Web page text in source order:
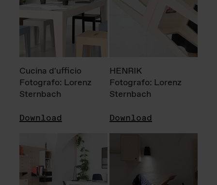
Cucina d'ufficio
Fotografo: Lorenz
Sternbach
Download
HENRIK
Fotografo: Lorenz
Sternbach
Download